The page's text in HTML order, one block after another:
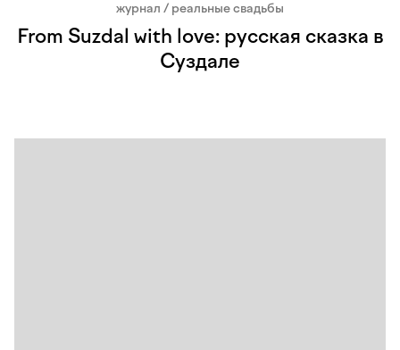
журнал / реальные свадьбы
From Suzdal with love: русская сказка в
Суздале